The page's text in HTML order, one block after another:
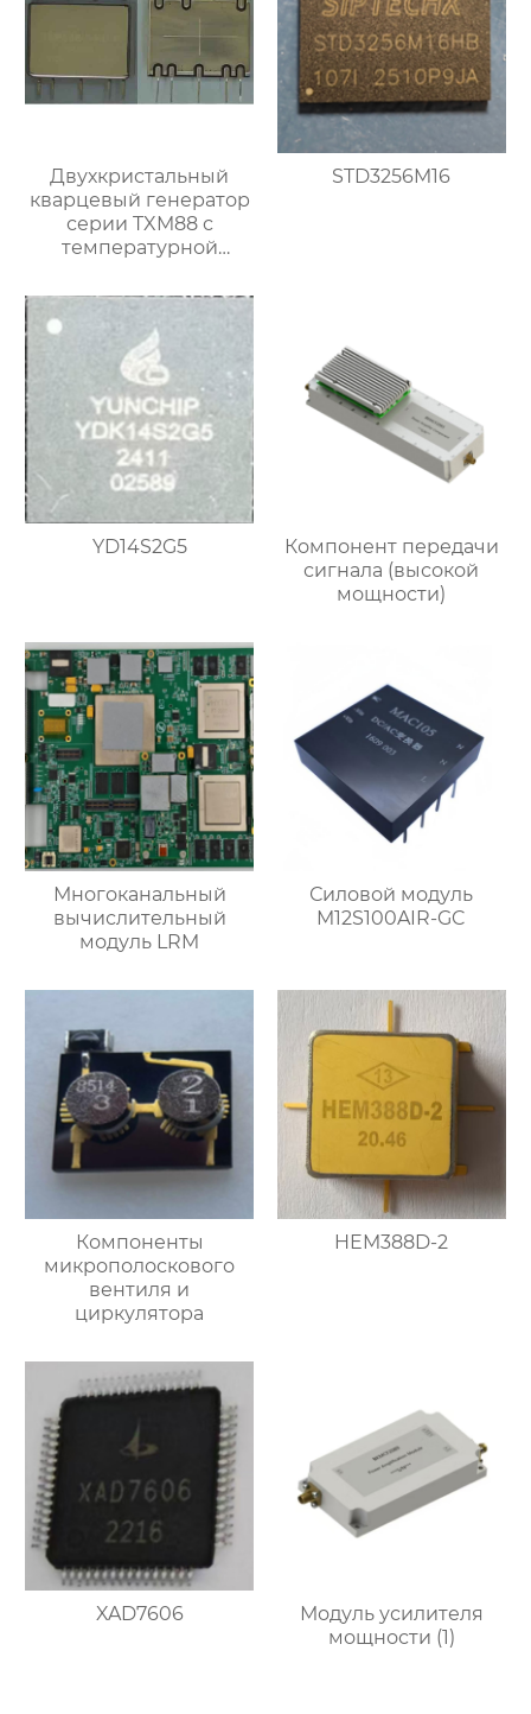
Двухкристальный
кварцевый генератор
серии TXM88 с
температурной
защитой от вибраций
STD3256M16
YD14S2G5
Компонент передачи
сигнала (высокой
мощности)
Многоканальный
вычислительный
модуль LRM
Силовой модуль
M12S100AIR-GC
Компоненты
микрополоскового
вентиля и
циркулятора
HEM388D-2
XAD7606
Модуль усилителя
мощности (1)